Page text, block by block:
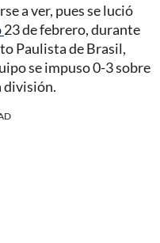
a ver, pues se lució
23 de febrero, durante
Paulista de Brasil,
se impuso 0-3 sobre
división.